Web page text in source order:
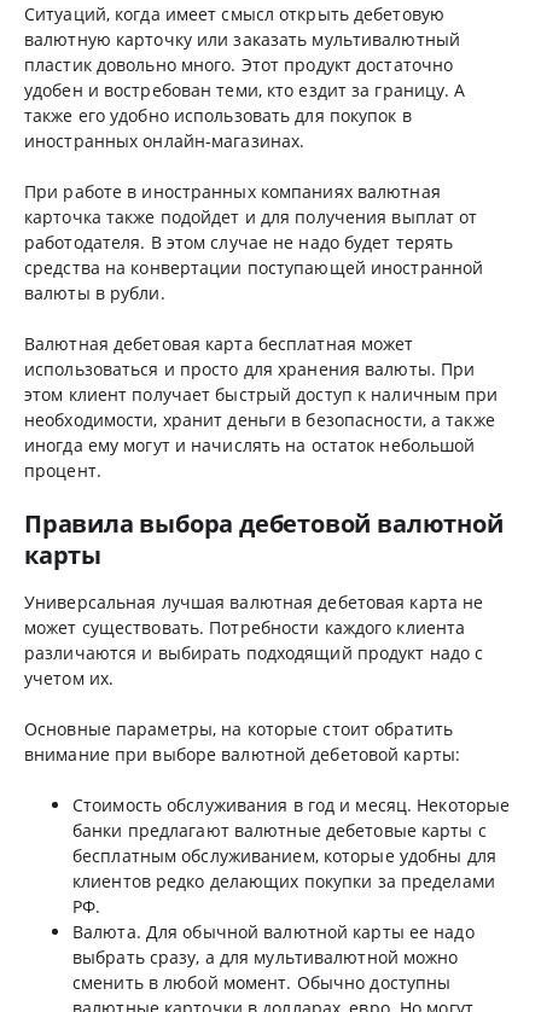
Ситуаций, когда имеет смысл открыть дебетовую
валютную карточку или заказать мультивалютный
пластик довольно много. Этот продукт достаточно
удобен и востребован теми, кто ездит за границу. А
также его удобно использовать для покупок в
иностранных онлайн-магазинах.
При работе в иностранных компаниях валютная
карточка также подойдет и для получения выплат от
работодателя. В этом случае не надо будет терять
средства на конвертации поступающей иностранной
валюты в рубли.
Валютная дебетовая карта бесплатная может
использоваться и просто для хранения валюты. При
этом клиент получает быстрый доступ к наличным при
необходимости, хранит деньги в безопасности, а также
иногда ему могут и начислять на остаток небольшой
процент.
Правила выбора дебетовой валютной
карты
Универсальная лучшая валютная дебетовая карта не
может существовать. Потребности каждого клиента
различаются и выбирать подходящий продукт надо с
учетом их.
Основные параметры, на которые стоит обратить
внимание при выборе валютной дебетовой карты:
Стоимость обслуживания в год и месяц. Некоторые
банки предлагают валютные дебетовые карты с
бесплатным обслуживанием, которые удобны для
клиентов редко делающих покупки за пределами
РФ.
Валюта. Для обычной валютной карты ее надо
выбрать сразу, а для мультивалютной можно
сменить в любой момент. Обычно доступны